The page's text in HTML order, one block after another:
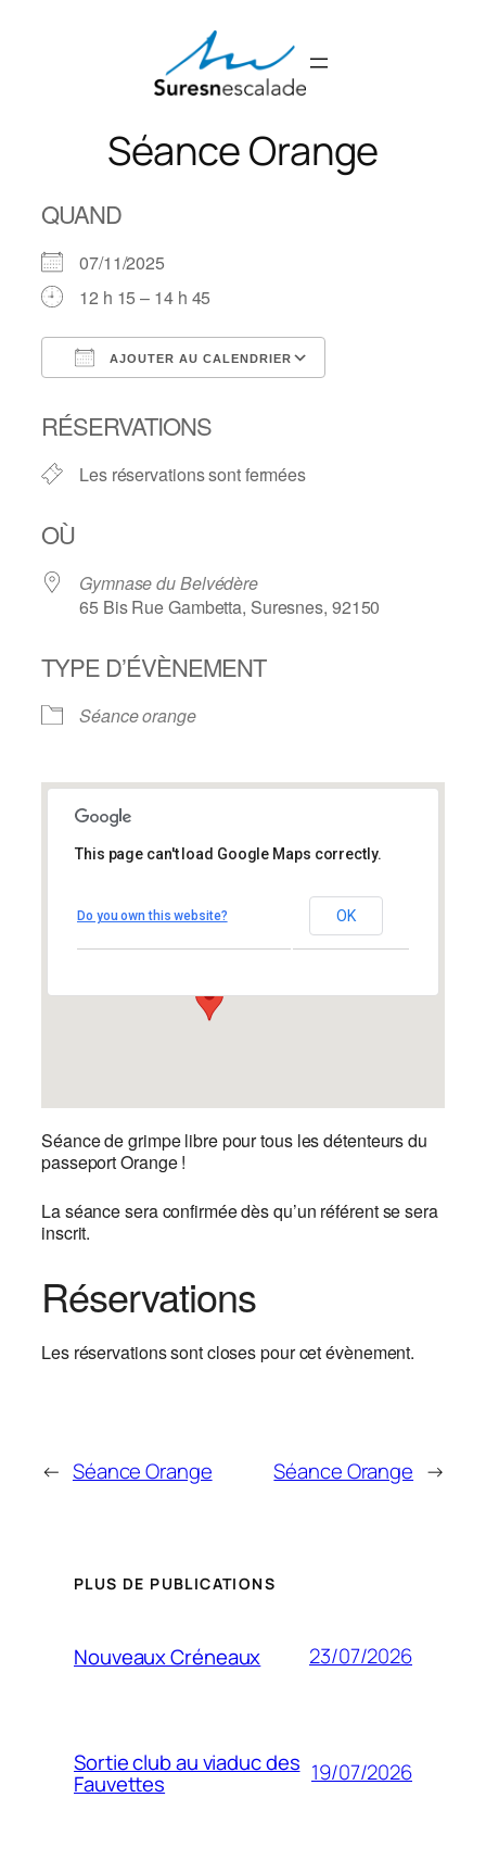
Séance Orange
QUAND
07/11/2025
12 h 15 – 14 h 45
AJOUTER AU CALENDRIER
RÉSERVATIONS
Les réservations sont fermées
OÙ
Gymnase du Belvédère
65 Bis Rue Gambetta, Suresnes, 92150
TYPE D’ÉVÈNEMENT
Séance orange
Gymnase du Belvédère
65 Bis Rue Gambetta – Suresnes
Évènements
This page can't load Google Maps correctly.
Do you own this website? OK
Séance de grimpe libre pour tous les détenteurs du
passeport Orange !
La séance sera confirmée dès qu’un référent se sera
inscrit.
Réservations
Les réservations sont closes pour cet évènement.
← Séance Orange Séance Orange →
PLUS DE PUBLICATIONS
Nouveaux Créneaux 23/07/2026
Sortie club au viaduc des
Fauvettes 19/07/2026